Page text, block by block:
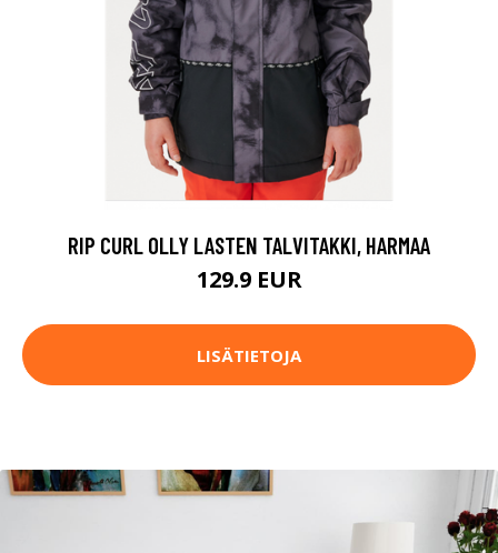
RIP CURL OLLY LASTEN TALVITAKKI, HARMAA
129.9 EUR
LISÄTIETOJA